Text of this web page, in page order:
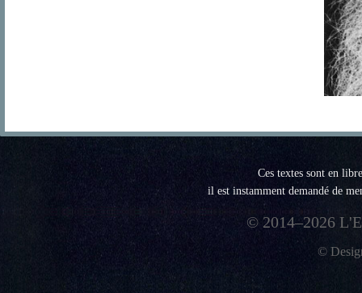
Ces textes sont en
il est instamment demandé de
© 2014–2026
©